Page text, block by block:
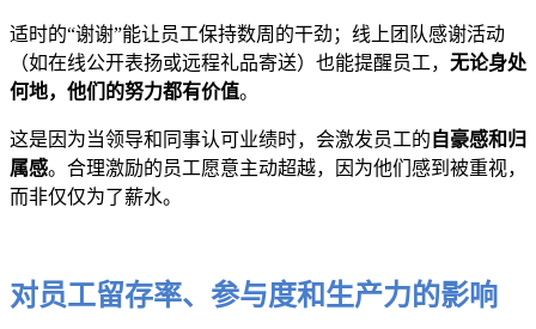
适时的“谢谢”能让员工保持数周的干劲；线上团队感谢活动
（如在线公开表扬或远程礼品寄送）也能提醒员工， 无论身处
何地，他们的努力都有价值。
这是因为当领导和同事认可业绩时，会激发员工的 自豪感和归
属感。合理激励的员工愿意主动超越，因为他们感到被重视，
而非仅仅为了薪水。
对员工留存率、参与度和生产力的影响